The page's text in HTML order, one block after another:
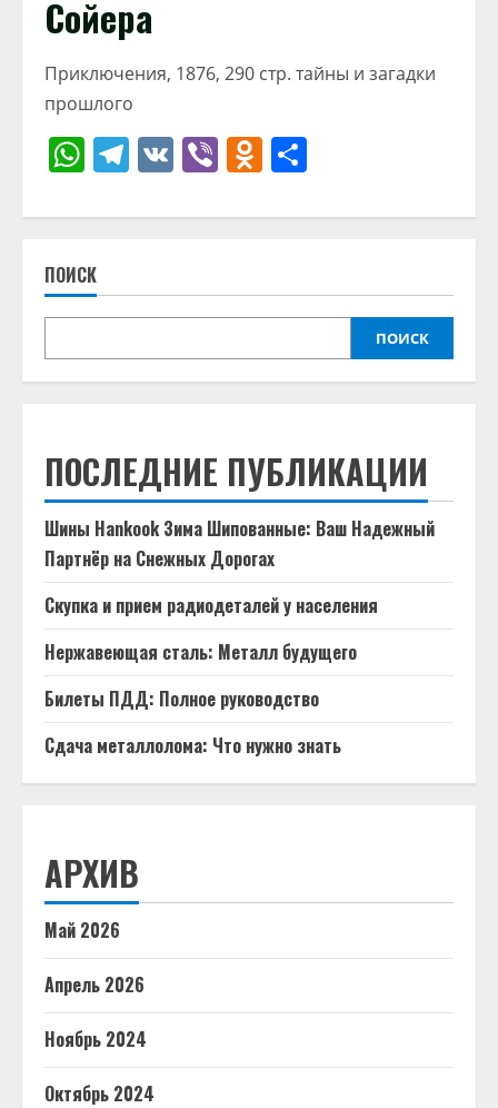
Сойера
Приключения, 1876, 290 стр. тайны и загадки
прошлого
WhatsApp
Telegram
VK ViberOdnoklassniki
ПОИСК
ПОИСК
ПОСЛЕДНИЕ ПУБЛИКАЦИИ
Шины Hankook Зима Шипованные: Ваш Надежный
Партнёр на Снежных Дорогах
Скупка и прием радиодеталей у населения
Нержавеющая сталь: Металл будущего
Билеты ПДД: Полное руководство
Сдача металлолома: Что нужно знать
АРХИВ
Май 2026
Апрель 2026
Ноябрь 2024
Октябрь 2024